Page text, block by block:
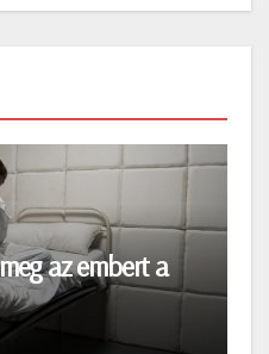
az embert a